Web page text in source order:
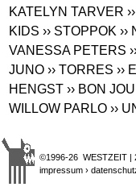
KATELYN TARVER
KIDS ›› STOPPOK ››
VANESSA PETERS
JUNO ›› TORRES ››
HENGST ›› BON
WILLOW PARLO ››
©1996-26 WESTZEIT |
impressum ›